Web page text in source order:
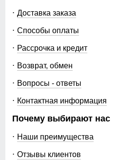
Доставка заказа
Способы оплаты
Рассрочка и кредит
Возврат, обмен
Вопросы - ответы
Контактная информация
Почему выбирают нас
Наши преимущества
Отзывы клиентов